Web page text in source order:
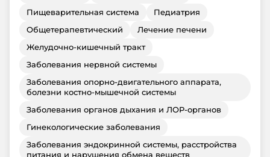
Пищеварительная система
Педиатрия
Общетерапевтический
Лечение печени
Желудочно-кишечный тракт
Заболевания нервной системы
Заболевания опорно-двигательного аппарата,
болезни костно-мышечной системы
Заболевания органов дыхания и ЛОР-органов
Гинекологические заболевания
Заболевания эндокринной системы, расстройства
питания и нарушения обмена веществ